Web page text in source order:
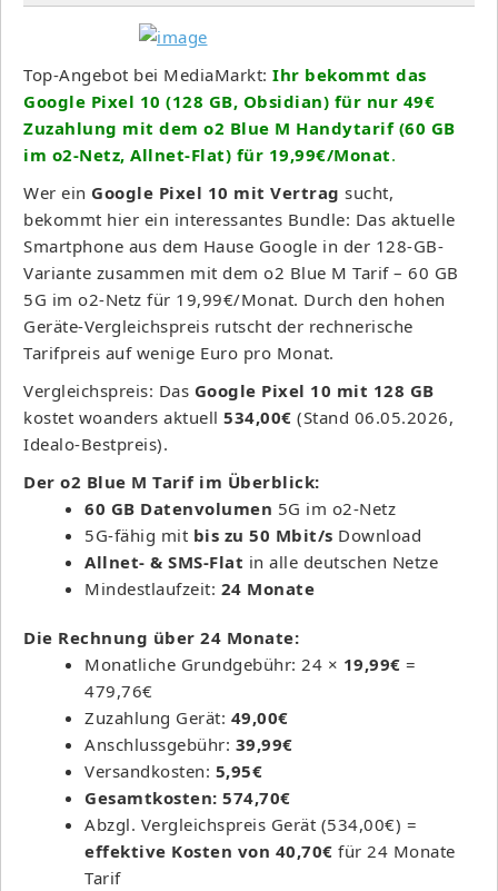
Top-Angebot bei MediaMarkt: Ihr bekommt das
Google Pixel 10 (128 GB, Obsidian) für nur 49€
Zuzahlung mit dem o2 Blue M Handytarif (60 GB
im o2-Netz, Allnet-Flat) für 19,99€/Monat.
Wer ein Google Pixel 10 mit Vertrag sucht,
bekommt hier ein interessantes Bundle: Das aktuelle
Smartphone aus dem Hause Google in der 128-GB-
Variante zusammen mit dem o2 Blue M Tarif – 60 GB
5G im o2-Netz für 19,99€/Monat. Durch den hohen
Geräte-Vergleichspreis rutscht der rechnerische
Tarifpreis auf wenige Euro pro Monat.
Vergleichspreis: Das Google Pixel 10 mit 128 GB
kostet woanders aktuell 534,00€ (Stand 06.05.2026,
Idealo-Bestpreis).
Der o2 Blue M Tarif im Überblick:
60 GB Datenvolumen 5G im o2-Netz
5G-fähig mit bis zu 50 Mbit/s Download
Allnet- & SMS-Flat in alle deutschen Netze
Mindestlaufzeit: 24 Monate
Die Rechnung über 24 Monate:
Monatliche Grundgebühr: 24 × 19,99€ =
479,76€
Zuzahlung Gerät: 49,00€
Anschlussgebühr: 39,99€
Versandkosten: 5,95€
Gesamtkosten: 574,70€
Abzgl. Vergleichspreis Gerät (534,00€) =
effektive Kosten von 40,70€ für 24 Monate
Tarif